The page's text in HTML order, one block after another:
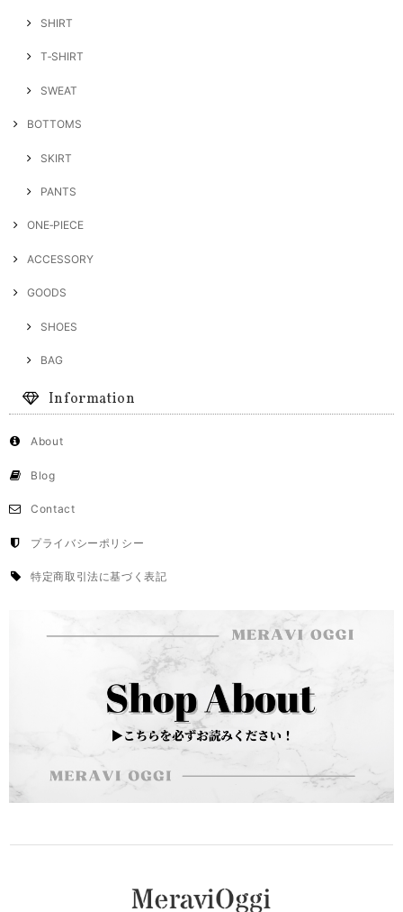
SHIRT
T‐SHIRT
SWEAT
BOTTOMS
SKIRT
PANTS
ONE‐PIECE
ACCESSORY
GOODS
SHOES
BAG
Information
About
Blog
Contact
プライバシーポリシー
特定商取引法に基づく表記